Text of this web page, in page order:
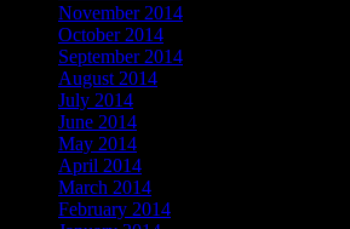
November 2014
October 2014
September 2014
August 2014
July 2014
June 2014
May 2014
April 2014
March 2014
February 2014